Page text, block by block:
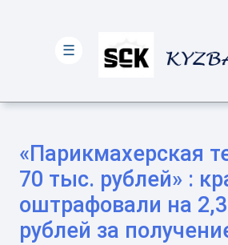
«Парикмахерская
70 тыс. рублей» :
оштрафовали на
рублей за
☰